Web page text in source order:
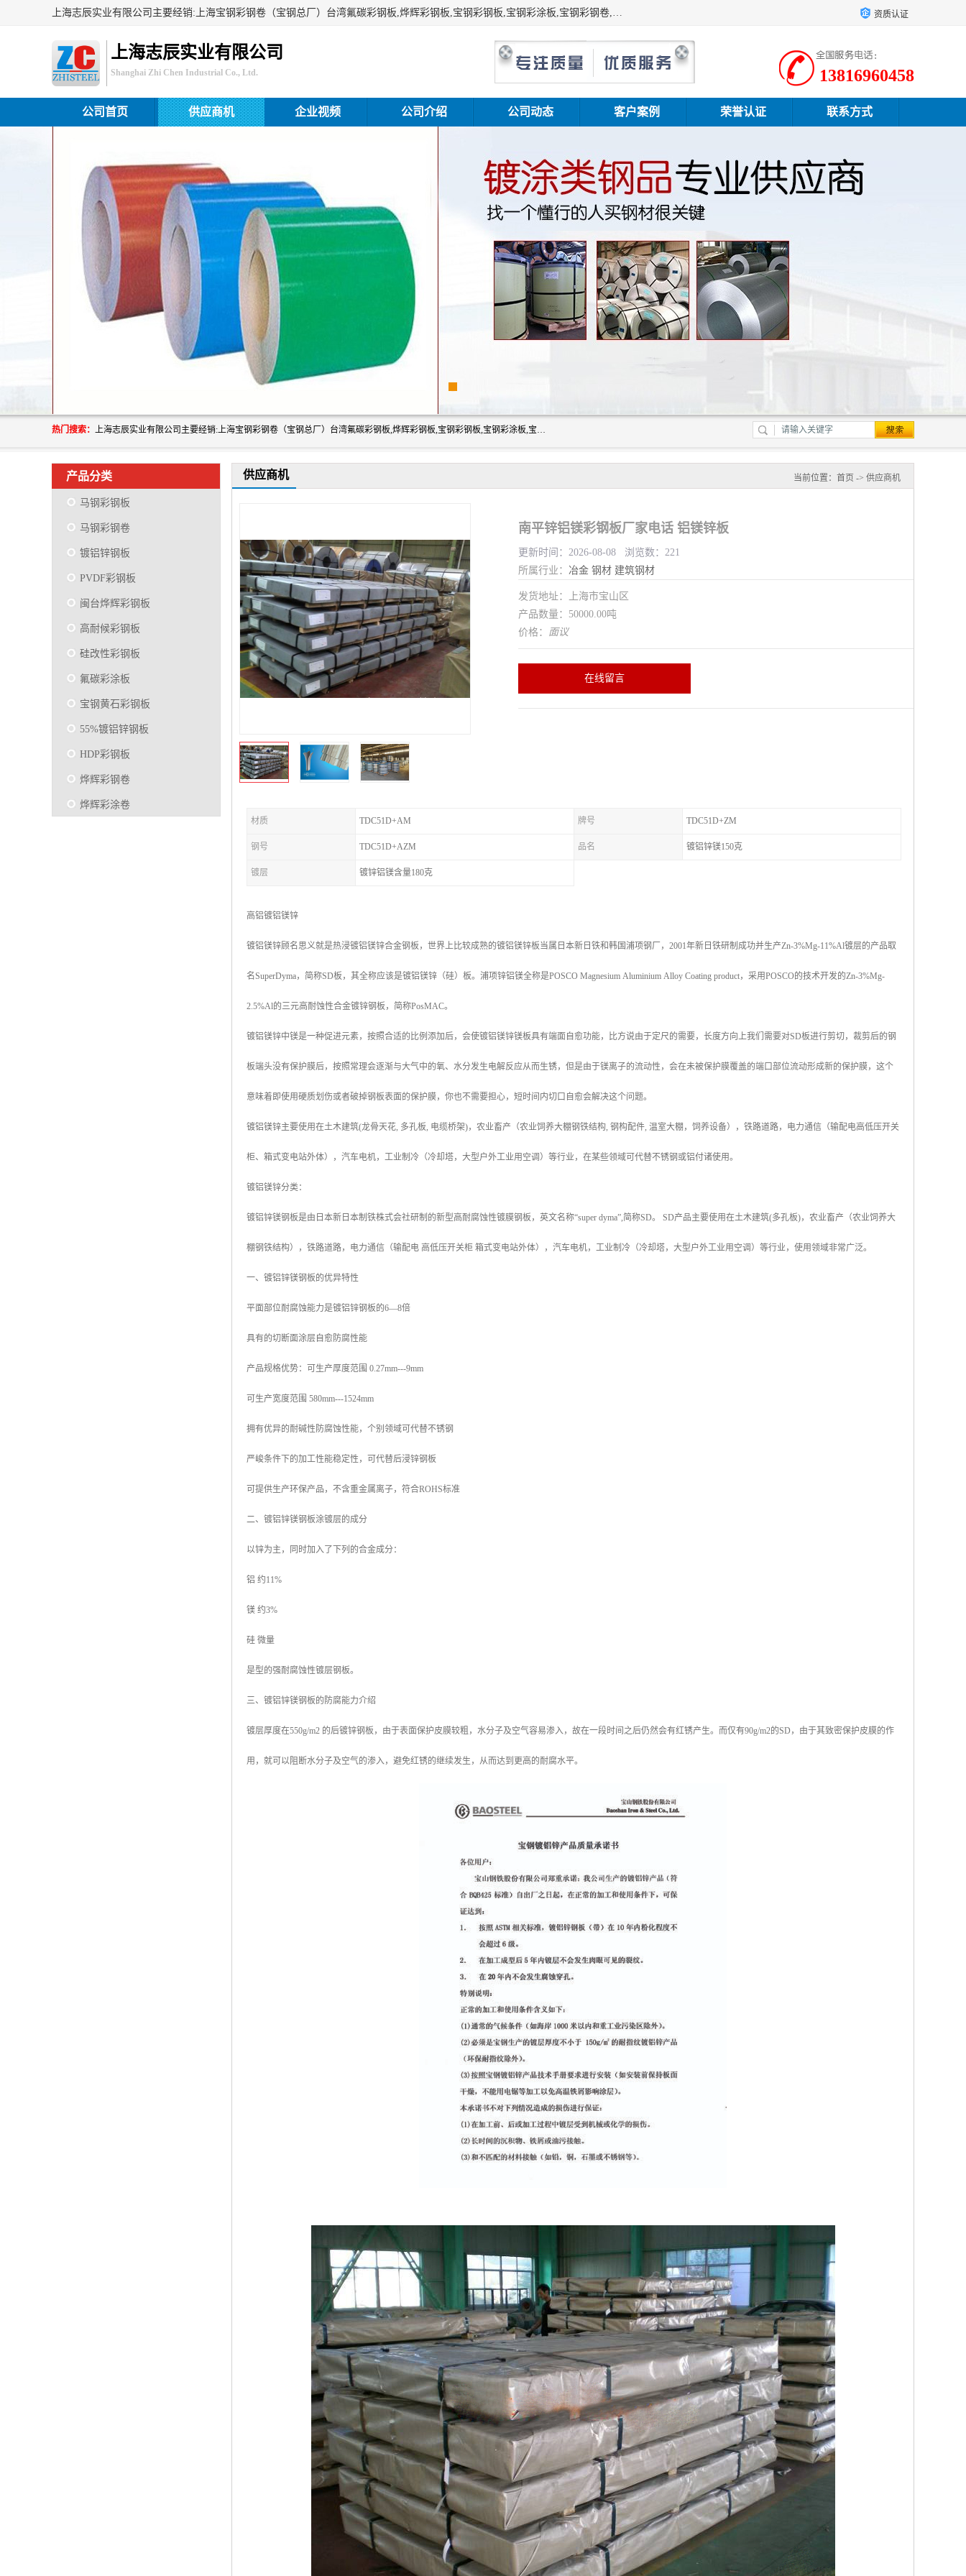
上海志辰实业有限公司主要经销:上海宝钢彩钢卷（宝钢总厂）台湾氟碳彩钢板,烨辉彩钢板,宝钢彩钢板,宝钢彩涂板,宝钢彩钢卷,马钢彩钢板,马钢彩钢卷,镀铝锌钢板,PVDF彩钢板,台湾烨辉彩钢板,高耐候彩钢板,硅改性彩钢板,规格齐全。 资质认证
上海志辰实业有限公司
Shanghai Zhi Chen Industrial Co., Ltd. 13816960458
公司首页 供应商机 企业视频 公司介绍 公司动态 客户案例 荣誉认证 联系方式
热门搜索： 上海志辰实业有限公司主要经销:上海宝钢彩钢卷（宝钢总厂）台湾氟碳彩钢板,烨辉彩钢板,宝钢彩钢板,宝钢彩涂板,宝钢彩钢卷,马钢彩钢板,马钢彩钢卷,镀铝锌钢板,PVDF彩钢板,台湾烨辉彩钢板,高耐候彩钢板,硅改性彩钢板,规格齐全。
产品分类
马钢彩钢板
马钢彩钢卷
镀铝锌钢板
PVDF彩钢板
闽台烨辉彩钢板
高耐候彩钢板
硅改性彩钢板
氟碳彩涂板
宝钢黄石彩钢板
55%镀铝锌钢板
HDP彩钢板
烨辉彩钢卷
烨辉彩涂卷
供应商机 当前位置： 首页 -> 供应商机
南平锌铝镁彩钢板厂家电话 铝镁锌板
更新时间：2026-08-08 浏览数：221
所属行业： 冶金 钢材 建筑钢材
发货地址：上海市宝山区
产品数量：50000.00吨
价格： 面议
在线留言
材质 TDC51D+AM 牌号 TDC51D+ZM
钢号 TDC51D+AZM 品名 镀铝锌镁150克
镀层 镀锌铝镁含量180克
高铝镀铝镁锌
镀铝镁锌顾名思义就是热浸镀铝镁锌合金钢板，世界上比较成熟的镀铝镁锌板当属日本新日铁和韩国浦项钢厂，2001年新日铁研制成功并生产Zn-3%Mg-11%Al镀层的产品取
名SuperDyma，简称SD板，其全称应该是镀铝镁锌（硅）板。浦项锌铝镁全称是POSCO Magnesium Aluminium Alloy Coating product，采用POSCO的技术开发的Zn-3%Mg-
2.5%Al的三元高耐蚀性合金镀锌钢板，简称PosMAC。
镀铝镁锌中镁是一种促进元素，按照合适的比例添加后，会使镀铝镁锌镁板具有端面自愈功能，比方说由于定尺的需要，长度方向上我们需要对SD板进行剪切，裁剪后的钢
板端头没有保护膜后，按照常理会逐渐与大气中的氧、水分发生电解反应从而生锈，但是由于镁离子的流动性，会在未被保护膜覆盖的端口部位流动形成新的保护膜，这个
意味着即使用硬质划伤或者破掉钢板表面的保护膜，你也不需要担心，短时间内切口自愈会解决这个问题。
镀铝镁锌主要使用在土木建筑(龙骨天花, 多孔板, 电缆桥架)，农业畜产（农业饲养大棚钢铁结构, 钢构配件, 温室大棚，饲养设备），铁路道路，电力通信（输配电高低压开关
柜、箱式变电站外体），汽车电机，工业制冷（冷却塔，大型户外工业用空调）等行业，在某些领域可代替不锈钢或铝付诸使用。
镀铝镁锌分类：
镀铝锌镁钢板是由日本新日本制铁株式会社研制的新型高耐腐蚀性镀膜钢板，英文名称“super dyma”,简称SD。 SD产品主要使用在土木建筑(多孔板)，农业畜产（农业饲养大
棚钢铁结构），铁路道路，电力通信（输配电 高低压开关柜 箱式变电站外体），汽车电机，工业制冷（冷却塔，大型户外工业用空调）等行业，使用领域非常广泛。
一、镀铝锌镁钢板的优异特性
平面部位耐腐蚀能力是镀铝锌钢板的6—8倍
具有的切断面涂层自愈防腐性能
产品规格优势：可生产厚度范围 0.27mm---9mm
可生产宽度范围 580mm---1524mm
拥有优异的耐碱性防腐蚀性能，个别领域可代替不锈钢
严峻条件下的加工性能稳定性，可代替后浸锌钢板
可提供生产环保产品，不含重金属离子，符合ROHS标准
二、镀铝锌镁钢板涂镀层的成分
以锌为主，同时加入了下列的合金成分：
铝 约11%
镁 约3%
硅 微量
是型的强耐腐蚀性镀层钢板。
三、镀铝锌镁钢板的防腐能力介绍
镀层厚度在550g/m2 的后镀锌钢板，由于表面保护皮膜较粗，水分子及空气容易渗入，故在一段时间之后仍然会有红锈产生。而仅有90g/m2的SD，由于其致密保护皮膜的作
用，就可以阻断水分子及空气的渗入，避免红锈的继续发生，从而达到更高的耐腐水平。